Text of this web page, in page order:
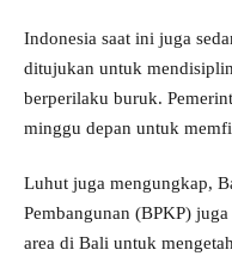
Indonesia saat ini juga
ditujukan untuk
berperilaku buruk.
minggu depan untuk
Luhut juga mengungkap,
Pembangunan (BPKP)
area di Bali untuk